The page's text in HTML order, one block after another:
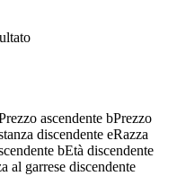
ascendente bPrezzo
discendente eRazza
bEtà discendente
al garrese discendente